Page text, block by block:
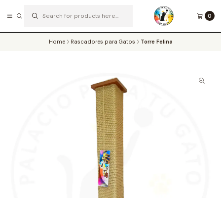
0
SOMOS EXPERTOS EN EL ENRIQUECIMIENTO AMBIENTAL DE LOS MICHIS Read more
Home Rascadores para Gatos Torre Felina